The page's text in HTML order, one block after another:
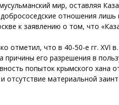
мир, оставляя
отношения лишь
к заявлению о том, что
отметил, что в 40-50-е гг. XVI
причины его разрешения в
попыток крымского хана
отсутствие материальной